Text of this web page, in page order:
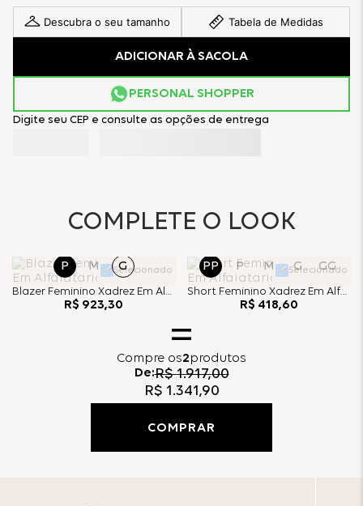
Descubra o seu tamanho Tabela de Medidas
ADICIONAR À SACOLA
PERSONAL SHOPPER
Digite seu CEP e consulte as opções de entrega
COMPLETE O LOOK
Selecionado
P M G
Blazer Feminino Xadrez Em Alfaiataria - Choco
R$ 923,30
Selecionado
PP P M G GG
Short Feminino Xadrez Em Alfaiataria - Choco
R$ 418,60
Compre os2produtos
De:R$ 1.917,00
R$ 1 .341 ,90
COMPRAR